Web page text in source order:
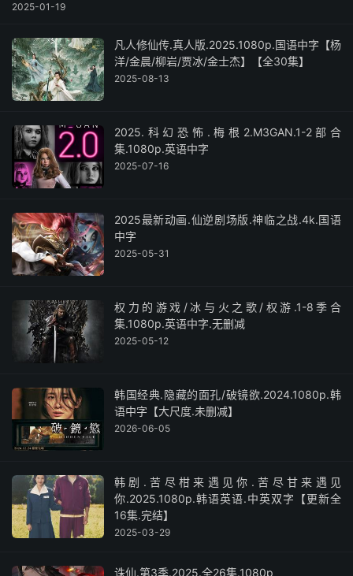
2025-01-19
凡人修仙传.真人版.2025.1080p.国语中字【杨
洋/金晨/柳岩/贾冰/金士杰】【全30集】
2025-08-13
2025.科幻恐怖.梅根2.M3GAN.1-2部合
集.1080p.英语中字
2025-07-16
2025最新动画.仙逆剧场版.神临之战.4k.国语
中字
2025-05-31
权力的游戏/冰与火之歌/权游.1-8季合
集.1080p.英语中字.无删减
2025-05-12
韩国经典.隐藏的面孔/破镜欲.2024.1080p.韩
语中字【大尺度.未删减】
2026-06-05
韩剧.苦尽柑来遇见你.苦尽甘来遇见
你.2025.1080p.韩语英语.中英双字【更新全
16集.完结】
2025-03-29
诛仙.第3季.2025.全26集.1080p